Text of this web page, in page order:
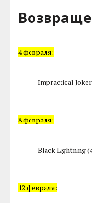
4 февраля:
Impractical
8 февраля:
Black Lightning
12 февраля: